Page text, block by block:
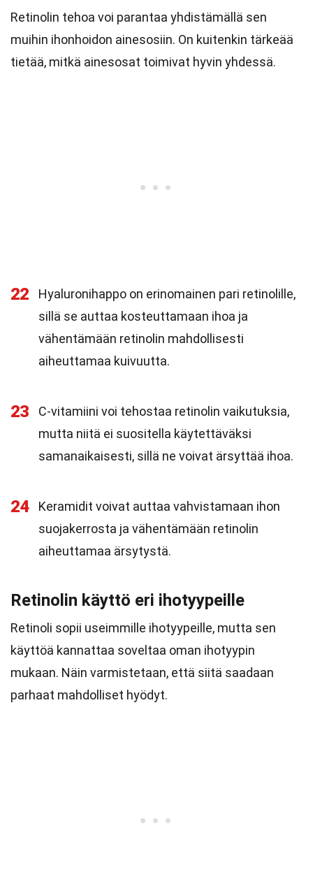
Retinolin tehoa voi parantaa yhdistämällä sen
muihin ihonhoidon ainesosiin. On kuitenkin tärkeää
tietää, mitkä ainesosat toimivat hyvin yhdessä.
22
Hyaluronihappo on erinomainen pari retinolille,
sillä se auttaa kosteuttamaan ihoa ja
vähentämään retinolin mahdollisesti
aiheuttamaa kuivuutta.
23
C-vitamiini voi tehostaa retinolin vaikutuksia,
mutta niitä ei suositella käytettäväksi
samanaikaisesti, sillä ne voivat ärsyttää ihoa.
24
Keramidit voivat auttaa vahvistamaan ihon
suojakerrosta ja vähentämään retinolin
aiheuttamaa ärsytystä.
Retinolin käyttö eri ihotyypeille
Retinoli sopii useimmille ihotyypeille, mutta sen
käyttöä kannattaa soveltaa oman ihotyypin
mukaan. Näin varmistetaan, että siitä saadaan
parhaat mahdolliset hyödyt.